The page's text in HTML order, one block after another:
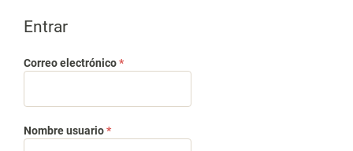
Entrar
Correo electrónico*Obligatorio
Nombre usuario*Obligatorio